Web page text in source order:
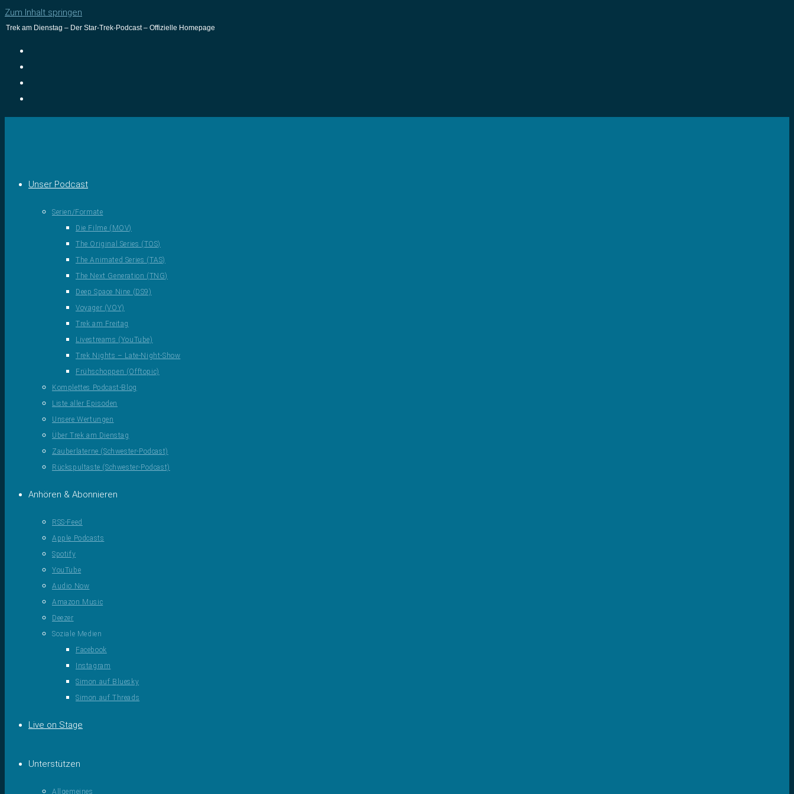
Zum Inhalt springen
Trek am Dienstag – Der Star-Trek-Podcast – Offizielle Homepage
Unser Podcast
Serien/Formate
Die Filme (MOV)
The Original Series (TOS)
The Animated Series (TAS)
The Next Generation (TNG)
Deep Space Nine (DS9)
Voyager (VOY)
Trek am Freitag
Livestreams (YouTube)
Trek Nights – Late-Night-Show
Frühschoppen (Offtopic)
Komplettes Podcast-Blog
Liste aller Episoden
Unsere Wertungen
Über Trek am Dienstag
Zauberlaterne (Schwester-Podcast)
Rückspultaste (Schwester-Podcast)
Anhören & Abonnieren
RSS-Feed
Apple Podcasts
Spotify
YouTube
Audio Now
Amazon Music
Deezer
Soziale Medien
Facebook
Instagram
Simon auf Bluesky
Simon auf Threads
Live on Stage
Unterstützen
Allgemeines